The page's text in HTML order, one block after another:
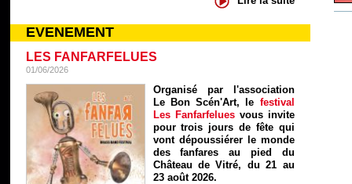
EVENEMENT
LES FANFARFELUES
01/06/2026
Organisé par l'association
Le Bon Scén'Art, le festival
Les Fanfarfelues vous invite
pour trois jours de fête qui
vont dépoussiérer le monde
des fanfares au pied du
Château de Vitré, du 21 au
23 août 2026.